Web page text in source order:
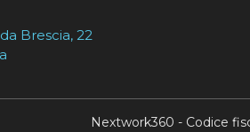
Brescia, 22
Nextwork360 - Codice